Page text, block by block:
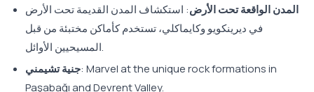
المدن الواقعة تحت الأرض: استكشاف المدن القديمة تحت الأرض
في ديرينكويو وكايماكلي، تستخدم كأماكن مختبئة من قبل
المسيحيين الأوائل.
جنية تشيمني: Marvel at the unique rock formations in
Paşabağı and Devrent Valley.